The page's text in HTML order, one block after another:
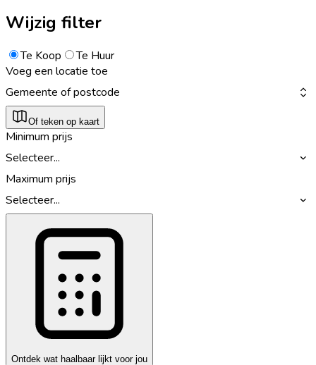
Wijzig filter
Te Koop
Te Huur
Voeg een locatie toe
Gemeente of postcode
Of teken op kaart
Minimum prijs
Selecteer...
Maximum prijs
Selecteer...
Ontdek wat haalbaar lijkt voor jou